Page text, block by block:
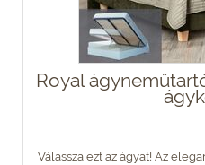
Royal
Válassza ezt az ágyat! Az